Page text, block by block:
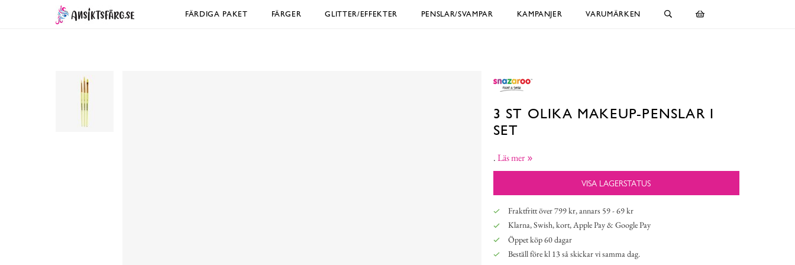
FÄRDIGA PAKET FÄRGER GLITTER/EFFEKTER PENSLAR/SVAMPAR KAMPANJER VARUMÄRKEN
3 ST OLIKA MAKEUP-PENSLAR I
SET
.Läs mer
VISA LAGERSTATUS
Fraktfritt över 799 kr, annars 59 - 69 kr
Klarna, Swish, kort, Apple Pay & Google Pay
Öppet köp 60 dagar
Beställ före kl 13 så skickar vi samma dag.